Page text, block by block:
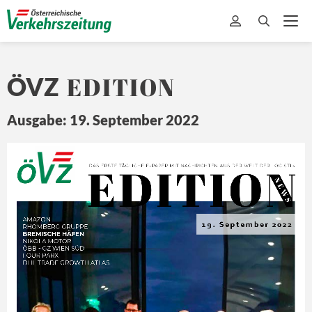
ÖVZ EDITION
Ausgabe: 19. September 2022
Z
Ö EDITION
DA S ERSTE TÄGLICHE E-PAPER MIT NACHRICHTEN A US DER WELT DER LOGISTIK
N E
W S
AMAZON
RHOMBERG GRUPPE
BREMISCHE HÄFEN
NIKOLA MOTOR
ÖBB - GZ WIEN SÜD
FOUR PARX
DHL TRADE GROWTH ATLAS
19. September 2022